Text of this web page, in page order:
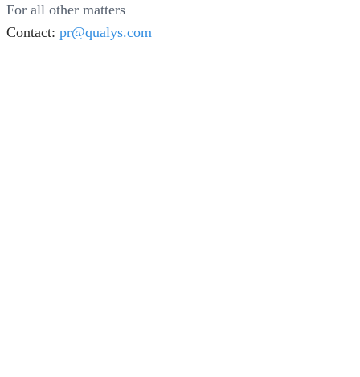
For all other matters
Contact: pr@qualys.com